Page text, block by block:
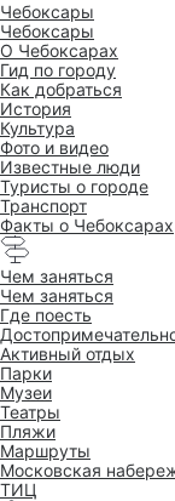
Чебоксары
Чебоксары
O Чебоксарах
Гид по городу
Как добраться
История
Культура
Фото и видео
Известные люди
Туристы о городе
Транспорт
Факты о Чебоксарах
Чем заняться
Чем заняться
Где поесть
Активный отдых
Парки
Музеи
Театры
Пляжи
Маршруты
Московская
ТИЦ